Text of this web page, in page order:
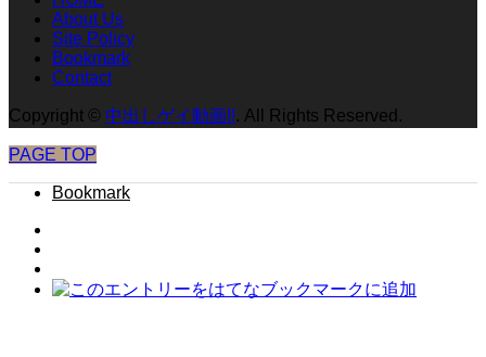
About Us
Site Policy
Bookmark
Contact
Copyright © 中出しゲイ動画!!. All Rights Reserved.
PAGE TOP
Bookmark